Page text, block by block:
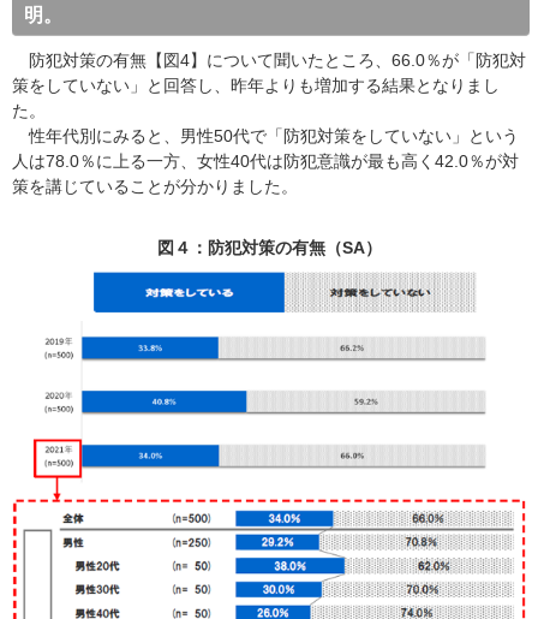
明。
防犯対策の有無【図4】について聞いたところ、66.0％が「防犯対
策をしていない」と回答し、昨年よりも増加する結果となりまし
た。
性年代別にみると、男性50代で「防犯対策をしていない」という
人は78.0％に上る一方、女性40代は防犯意識が最も高く42.0％が対
策を講じていることが分かりました。
図４：防犯対策の有無（SA）